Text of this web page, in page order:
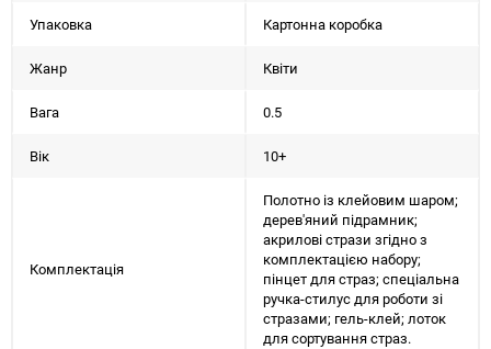
Упаковка Картонна коробка
Жанр Квіти
Вага 0.5
Вік 10+
Комплектація
Полотно із клейовим шаром;
дерев'яний підрамник;
акрилові стрази згідно з
комплектацією набору;
пінцет для страз; спеціальна
ручка-стилус для роботи зі
стразами; гель-клей; лоток
для сортування страз.